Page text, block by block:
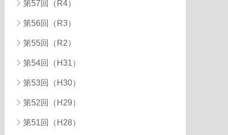
第57回（R4）
第56回（R3）
第55回（R2）
第54回（H31）
第53回（H30）
第52回（H29）
第51回（H28）